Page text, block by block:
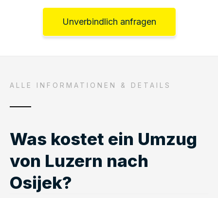
Unverbindlich anfragen
ALLE INFORMATIONEN & DETAILS
Was kostet ein Umzug
von Luzern nach
Osijek?